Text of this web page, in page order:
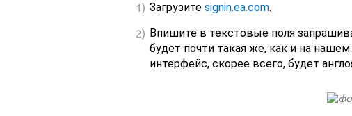
Загрузите signin.ea.com.
Впишите в текстовые поля
будет почти такая же, как и на
интерфейс, скорее всего, будет